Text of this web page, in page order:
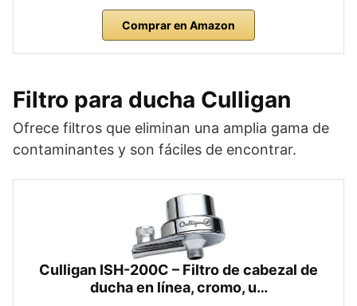
Comprar en Amazon
Filtro para ducha Culligan
Ofrece filtros que eliminan una amplia gama de
contaminantes y son fáciles de encontrar.
Culligan ISH-200C – Filtro de cabezal de
ducha en línea, cromo, u…